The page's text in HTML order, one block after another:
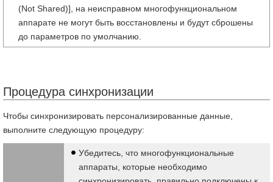
(Not Shared)], на неисправном многофункциональном
аппарате не могут быть восстановлены и будут сброшены
до параметров по умолчанию.
Процедура синхронизации
Чтобы синхронизировать персонализированные данные,
выполните следующую процедуру:
Убедитесь, что многофункциональные
аппараты, которые необходимо